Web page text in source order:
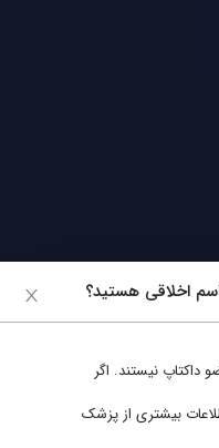
اخلاقی هستید؟
داکتاپ نیستند. اگر
بیشتری از پزشک